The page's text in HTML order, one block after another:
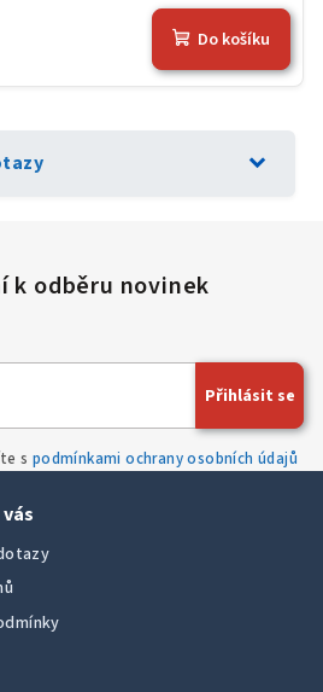
Do košíku
expand_more
s podmínkami ochrany osobních údajů
Přihlásit se